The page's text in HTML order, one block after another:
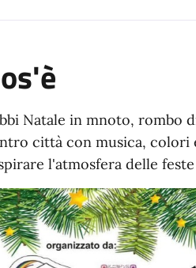
Natale in mnoto, rombo
città con musica, colori
l'atmosfera delle